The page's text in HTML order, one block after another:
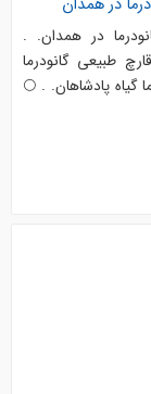
در همدان. .
طبیعی گانودرما
گیاه پادشاهان. . 🌕